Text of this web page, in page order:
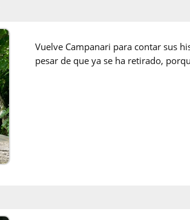
Vuelve Campanari para contar sus
pesar de que ya se ha retirado,